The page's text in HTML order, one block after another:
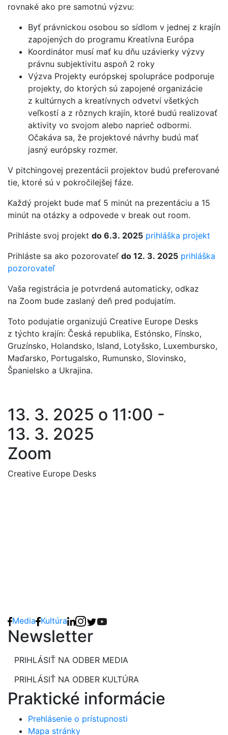
rovnaké ako pre samotnú výzvu:
Byť právnickou osobou so sídlom v jednej z krajín
zapojených do programu Kreatívna Európa
Koordinátor musí mať ku dňu uzávierky výzvy
právnu subjektivitu aspoň 2 roky
Výzva Projekty európskej spolupráce podporuje
projekty, do ktorých sú zapojené organizácie
z kultúrnych a kreatívnych odvetví všetkých
veľkostí a z rôznych krajín, ktoré budú realizovať
aktivity vo svojom alebo naprieč odbormi.
Očakáva sa, že projektové návrhy budú mať
jasný európsky rozmer.
V pitchingovej prezentácii projektov budú preferované
tie, ktoré sú v pokročilejšej fáze.
Každý projekt bude mať 5 minút na prezentáciu a 15
minút na otázky a odpovede v break out room.
Prihláste svoj projekt do 6.3. 2025 prihláška projekt
Prihláste sa ako pozorovateľ do 12. 3. 2025 prihláška
pozorovateľ
Vaša registrácia je potvrdená automaticky, odkaz
na Zoom bude zaslaný deň pred podujatím.
Toto podujatie organizujú Creative Europe Desks
z týchto krajín: Česká republika, Estónsko, Fínsko,
Gruzínsko, Holandsko, Island, Lotyšsko, Luxembursko,
Maďarsko, Portugalsko, Rumunsko, Slovinsko,
Španielsko a Ukrajina.
13. 3. 2025 o 11:00 -
13. 3. 2025
Zoom
Creative Europe Desks
Media Kultúra
Newsletter
PRIHLÁSIŤ NA ODBER MEDIA
PRIHLÁSIŤ NA ODBER KULTÚRA
Praktické informácie
Prehlásenie o prístupnosti
Mapa stránky